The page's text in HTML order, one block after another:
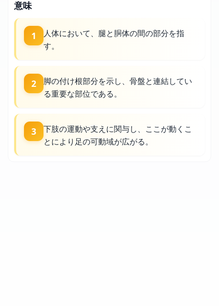
意味
1
人体において、腿と胴体の間の部分を指
す。
2
脚の付け根部分を示し、骨盤と連結してい
る重要な部位である。
3
下肢の運動や支えに関与し、ここが動くこ
とにより足の可動域が広がる。